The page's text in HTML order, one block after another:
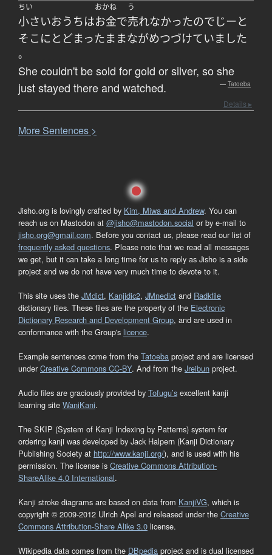
ちい
小さいおうちは
おかね
お金で
う
売れなかったので じーと
そこ にとどまったままながめつづけていました
。
She couldn't be sold for gold or silver, so she
just stayed there and watched.
— Tatoeba
Details ▸
More Sentences >
Jisho.org is lovingly crafted by Kim, Miwa and Andrew. You can
reach us on Mastodon at @jisho@mastodon.social or by e-mail to
jisho.org@gmail.com. Before you contact us, please read our list of
frequently asked questions. Please note that we read all messages
we get, but it can take a long time for us to reply as Jisho is a side
project and we do not have very much time to devote to it.
This site uses the JMdict, Kanjidic2, JMnedict and Radkfile
dictionary files. These files are the property of the Electronic
Dictionary Research and Development Group, and are used in
conformance with the Group's licence.
Example sentences come from the Tatoeba project and are licensed
under Creative Commons CC-BY. And from the Jreibun project.
Audio files are graciously provided by Tofugu’s excellent kanji
learning site WaniKani.
The SKIP (System of Kanji Indexing by Patterns) system for
ordering kanji was developed by Jack Halpern (Kanji Dictionary
Publishing Society at http://www.kanji.org/), and is used with his
permission. The license is Creative Commons Attribution-
ShareAlike 4.0 International.
Kanji stroke diagrams are based on data from KanjiVG, which is
copyright © 2009-2012 Ulrich Apel and released under the Creative
Commons Attribution-Share Alike 3.0 license.
Wikipedia data comes from the DBpedia project and is dual licensed